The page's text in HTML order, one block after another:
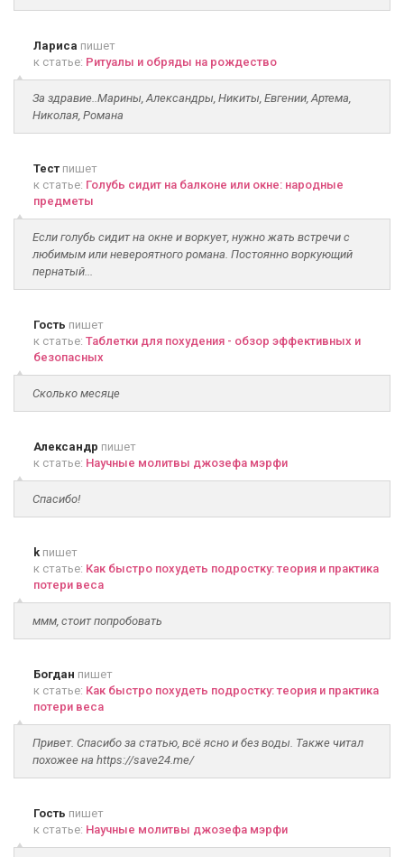
Лариса пишет
к статье: Ритуалы и обряды на рождество
За здравие..Марины, Александры, Никиты, Евгении, Артема,
Николая, Романа
Тест пишет
к статье: Голубь сидит на балконе или окне: народные
предметы
Если голубь сидит на окне и воркует, нужно жать встречи с
любимым или невероятного романа. Постоянно воркующий
пернатый...
Гость пишет
к статье: Таблетки для похудения - обзор эффективных и
безопасных
Сколько месяце
Александр пишет
к статье: Научные молитвы джозефа мэрфи
Спасибо!
k пишет
к статье: Как быстро похудеть подростку: теория и практика
потери веса
ммм, стоит попробовать
Богдан пишет
к статье: Как быстро похудеть подростку: теория и практика
потери веса
Привет. Спасибо за статью, всё ясно и без воды. Также читал
похожее на https://save24.me/
Гость пишет
к статье: Научные молитвы джозефа мэрфи